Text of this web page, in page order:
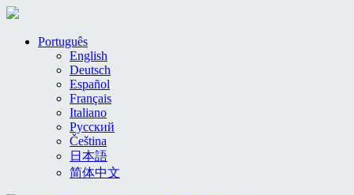
Português
English
Deutsch
Español
Français
Italiano
Русский
Čeština
日本語
简体中文